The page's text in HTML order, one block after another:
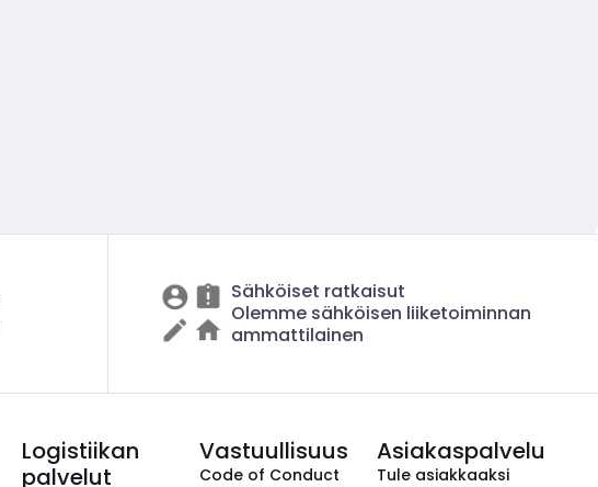
Sähköiset ratkaisut
Olemme sähköisen liiketoiminnan
ammattilainen
Logistiikan
palvelut
Vastuullisuus
Code of Conduct
Asiakaspalvelu
Tule asiakkaaksi